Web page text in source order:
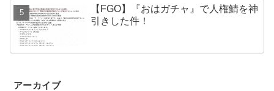
【FGO】『おはガチャ』で人権鯖を神
引きした件！
アーカイブ